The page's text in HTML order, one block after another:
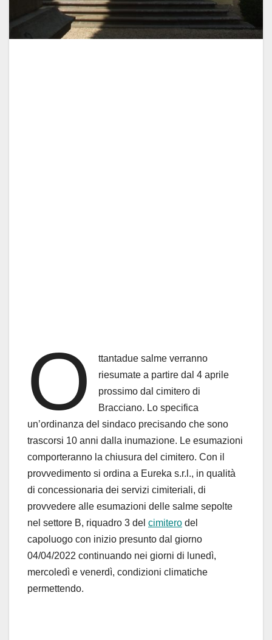
O
ttantadue salme verranno
riesumate a partire dal 4 aprile
prossimo dal cimitero di
Bracciano. Lo specifica
un’ordinanza del sindaco precisando che sono
trascorsi 10 anni dalla inumazione. Le esumazioni
comporteranno la chiusura del cimitero. Con il
provvedimento si ordina a Eureka s.r.l., in qualità
di concessionaria dei servizi cimiteriali, di
provvedere alle esumazioni delle salme sepolte
nel settore B, riquadro 3 del cimitero del
capoluogo con inizio presunto dal giorno
04/04/2022 continuando nei giorni di lunedì,
mercoledì e venerdì, condizioni climatiche
permettendo.